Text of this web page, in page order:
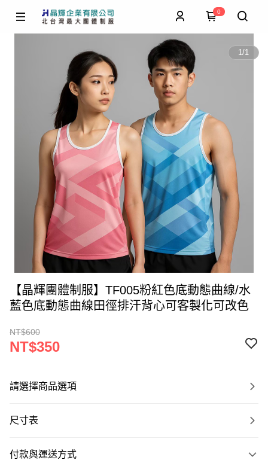
0
1/1
【晶輝團體制服】TF005粉紅色底動態曲線/水
藍色底動態曲線田徑排汗背心可客製化可改色
NT$600
NT$350
請選擇商品選項
尺寸表
付款與運送方式